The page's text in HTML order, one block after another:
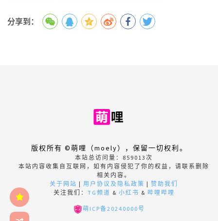
分享到：
版权所有 ©萌哩（moely），保留一切权利。
本站总访问量： 859013 次
本站内容收集自互联网，如有内容侵犯了你的权益，请联系删除
相关内容。
关于网站 | 用户协议及隐私政策 | 赞助我们
关注我们： TG频道 & 小红书 & 哔哩哔哩
萌ICP备20240000号